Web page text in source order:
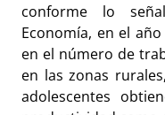
conforme lo
Economía, en el
en el número de
en las zonas
adolescentes